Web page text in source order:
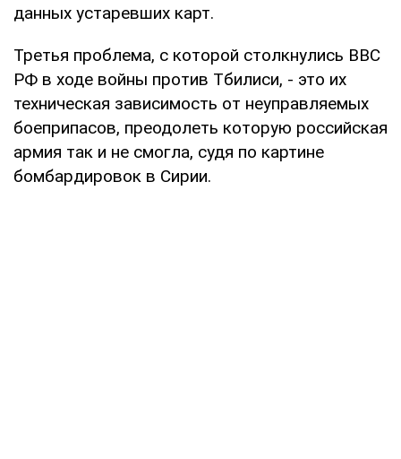
данных устаревших карт.
Третья проблема, с которой столкнулись ВВС
РФ в ходе войны против Тбилиси, - это их
техническая зависимость от неуправляемых
боеприпасов, преодолеть которую российская
армия так и не смогла, судя по картине
бомбардировок в Сирии.